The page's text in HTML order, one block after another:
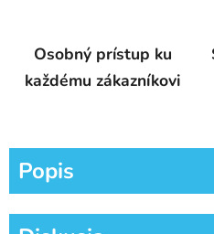
Osobný prístup ku
každému zákazníkovi
Popis